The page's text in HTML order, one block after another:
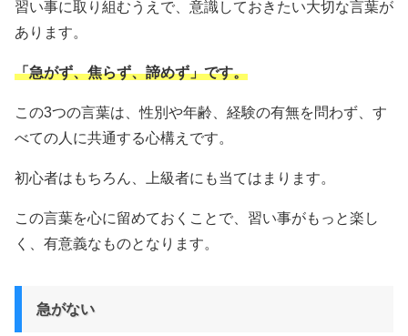
習い事に取り組むうえで、意識しておきたい大切な言葉が
あります。
「急がず、焦らず、諦めず」です。
この3つの言葉は、性別や年齢、経験の有無を問わず、す
べての人に共通する心構えです。
初心者はもちろん、上級者にも当てはまります。
この言葉を心に留めておくことで、習い事がもっと楽し
く、有意義なものとなります。
急がない